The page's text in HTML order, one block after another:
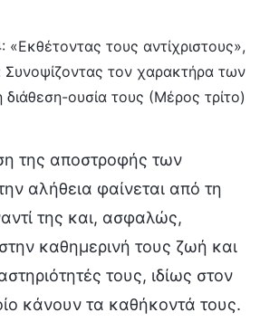
τους αντίχριστους»,
τον χαρακτήρα των
διάθεση-ουσία τους (Μέρος τρίτο)
της αποστροφής των
αλήθεια φαίνεται από τη
της και, ασφαλώς,
καθημερινή τους ζωή και
τους, ιδίως στον
κάνουν τα καθήκοντά τους.